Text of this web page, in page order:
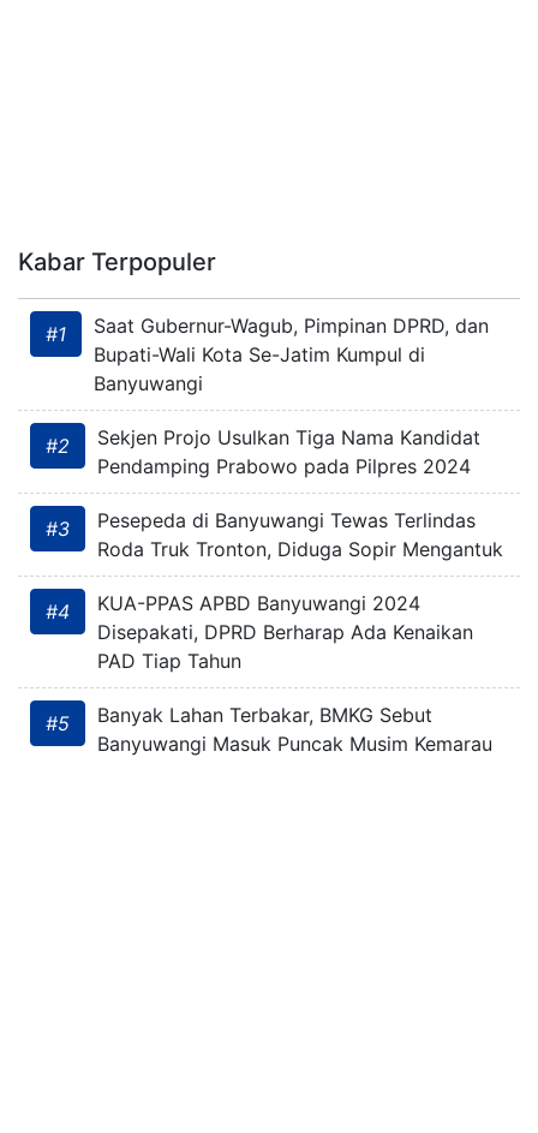
Kabar Terpopuler
#1
Saat Gubernur-Wagub, Pimpinan DPRD, dan
Bupati-Wali Kota Se-Jatim Kumpul di
Banyuwangi
#2
Sekjen Projo Usulkan Tiga Nama Kandidat
Pendamping Prabowo pada Pilpres 2024
#3
Pesepeda di Banyuwangi Tewas Terlindas
Roda Truk Tronton, Diduga Sopir Mengantuk
#4
KUA-PPAS APBD Banyuwangi 2024
Disepakati, DPRD Berharap Ada Kenaikan
PAD Tiap Tahun
#5
Banyak Lahan Terbakar, BMKG Sebut
Banyuwangi Masuk Puncak Musim Kemarau